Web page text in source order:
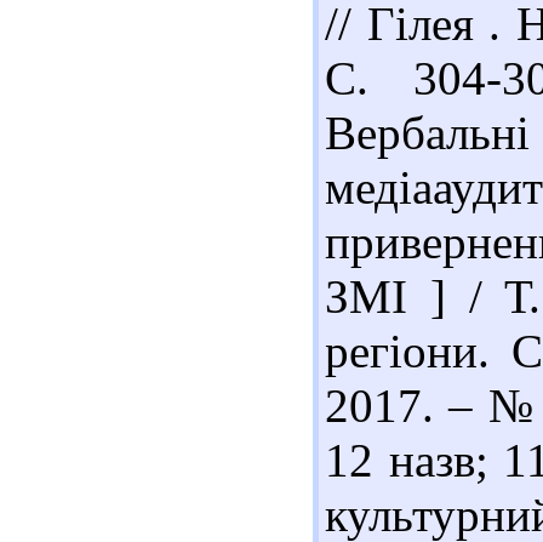
// Гілея .
С. 304-
ЗМІ ] / Т.
регіони.
2017. – №
12 назв;